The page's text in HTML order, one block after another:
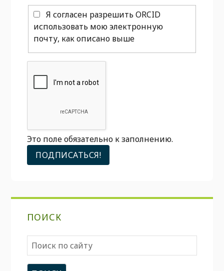
Я согласен разрешить ORCID
использовать мою электронную
почту, как описано выше
Это поле обязательно к заполнению.
ПОИСК
Поиск
по
сайту